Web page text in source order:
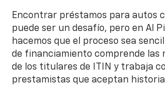
Encontrar préstamos para autos
puede ser un desafío, pero en Al
hacemos que el proceso sea
de financiamiento comprende las
de los titulares de ITIN y trabaja
prestamistas que aceptan